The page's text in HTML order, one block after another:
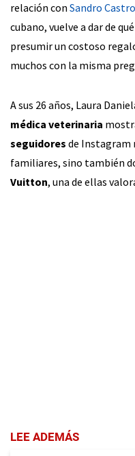
relación con Sandro Castro
cubano, vuelve a dar de
presumir un costoso
muchos con la misma
A sus 26 años, Laura
médica veterinaria
seguidores de Instagram
familiares, sino también
Vuitton, una de ellas
LEE ADEMÁS